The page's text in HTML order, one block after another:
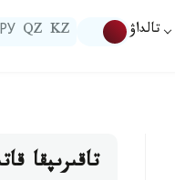
تالداۋ KZ
QZ
РУ
تاقىرىپقا